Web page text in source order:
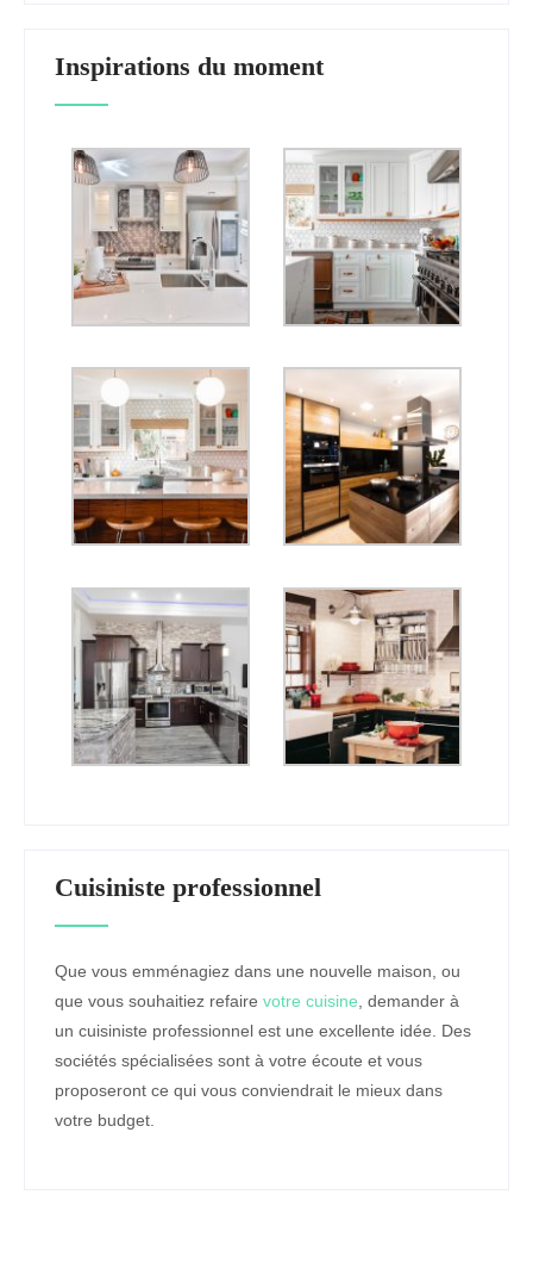
Inspirations du moment
Cuisiniste professionnel
Que vous emménagiez dans une nouvelle maison, ou
que vous souhaitiez refaire votre cuisine, demander à
un cuisiniste professionnel est une excellente idée. Des
sociétés spécialisées sont à votre écoute et vous
proposeront ce qui vous conviendrait le mieux dans
votre budget.